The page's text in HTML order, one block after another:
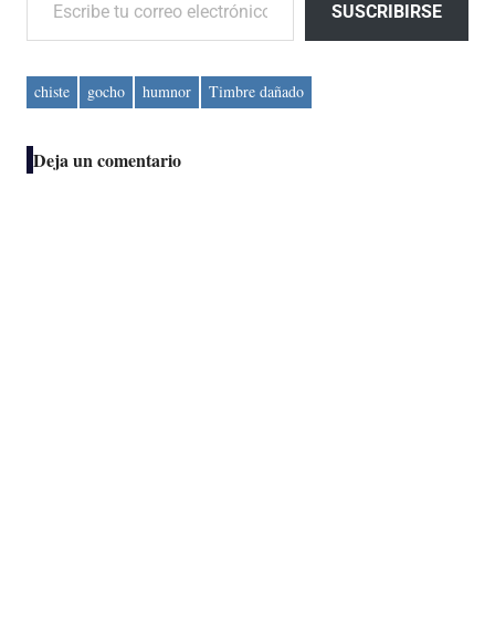
SUSCRIBIRSE
chiste gocho humnor Timbre dañado
Deja un comentario